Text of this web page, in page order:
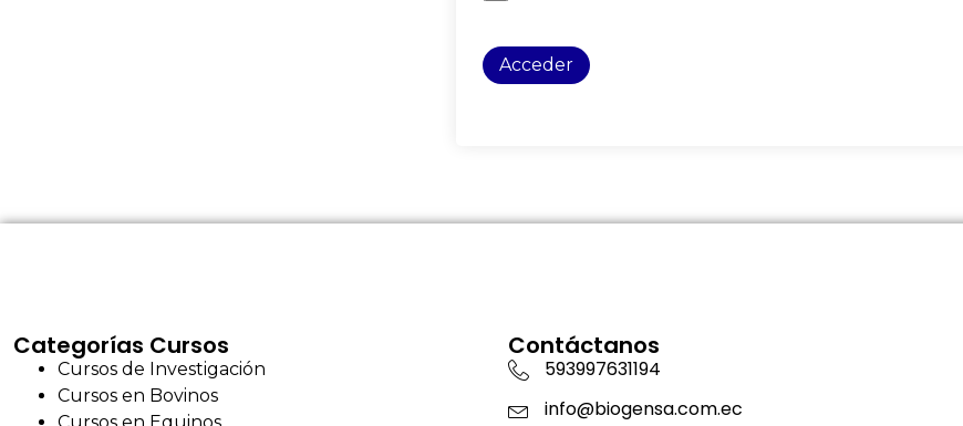
Acceder
Categorías Cursos
Cursos de Investigación
Cursos en Bovinos
Contáctanos
593997631194
info@biogensa.com.ec